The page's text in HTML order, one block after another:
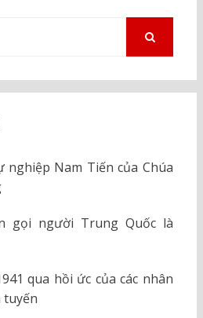
nghiệp Nam Tiến của Chúa
gọi người Trung Quốc là
qua hồi ức của các nhân
tuyến